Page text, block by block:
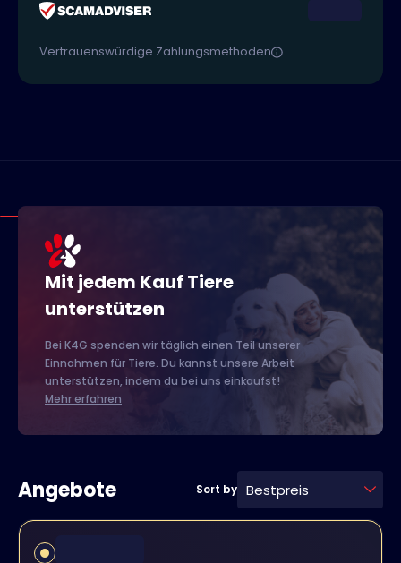
Vertrauenswürdige Zahlungsmethoden
Mit jedem Kauf Tiere
unterstützen
Bei K4G spenden wir täglich einen Teil unserer
Einnahmen für Tiere. Du kannst unsere Arbeit
unterstützen, indem du bei uns einkaufst!
Mehr erfahren
Angebote Sort by Bestpreis